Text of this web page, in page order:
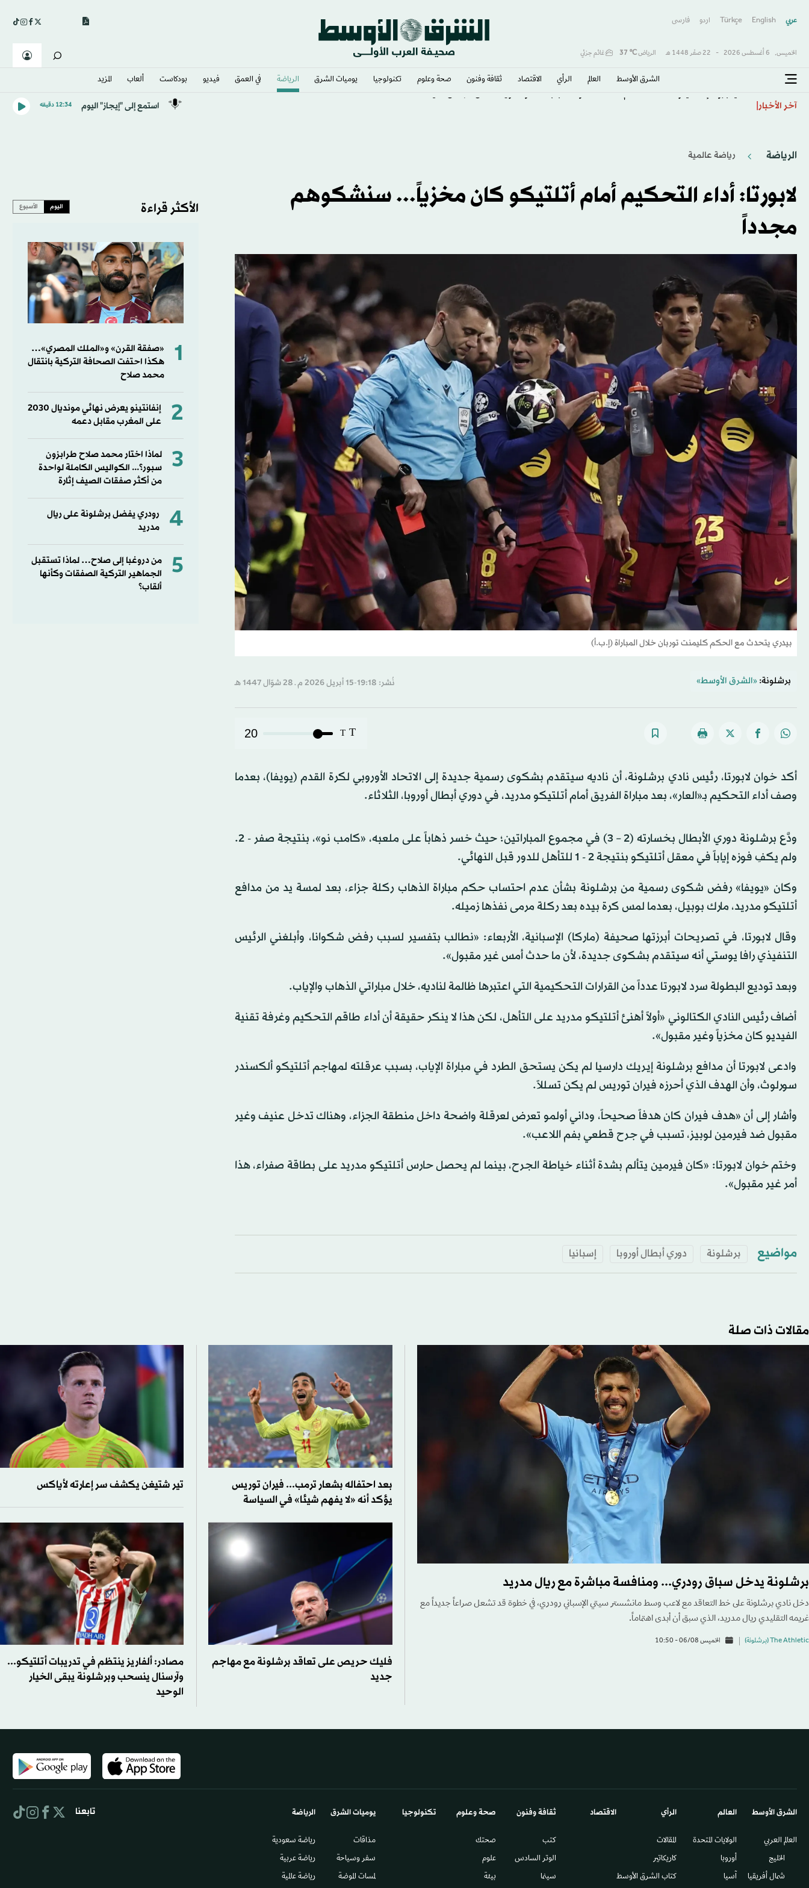
عربي English
Türkçe اردو فارسى
الخميس, 6 أغسطس 2026 - 22 صفَر 1448 هـ الرياض℃
37 غائم جزئي
الشرق الأوسط​ العالم الرأي الاقتصاد ثقافة وفنون صحة وعلوم تكنولوجيا يوميات الشرق​ الرياضة في العمق فيديو بودكاست ألعاب المزيد
آخر الأخبار استمع إلى "إيجاز" اليوم 12:34 دقيقه
الرياضة رياضة عالمية
لابورتا: أداء التحكيم أمام أتلتيكو كان مخزياً... سنشكوهم
مجدداً
بيدري يتحدث مع الحكم كليمنت توربان خلال المباراة (إ.ب.أ)
برشلونة: «الشرق الأوسط» نُشر: 19:18-15 أبريل 2026 م ـ 28 شوّال 1447 هـ
T
T
20
أكد خوان لابورتا، رئيس نادي برشلونة، أن ناديه سيتقدم بشكوى رسمية جديدة إلى الاتحاد الأوروبي لكرة القدم (يويفا)، بعدما
وصف أداء التحكيم بـ«العار»، بعد مباراة الفريق أمام أتلتيكو مدريد، في دوري أبطال أوروبا، الثلاثاء.
ودَّع برشلونة دوري الأبطال بخسارته (2 – 3) في مجموع المباراتين؛ حيث خسر ذهاباً على ملعبه، «كامب نو»، بنتيجة صفر - 2.
ولم يكفِ فوزه إياباً في معقل أتلتيكو بنتيجة 2 - 1 للتأهل للدور قبل النهائي.
وكان «يويفا» رفض شكوى رسمية من برشلونة بشأن عدم احتساب حكم مباراة الذهاب ركلة جزاء، بعد لمسة يد من مدافع
أتلتيكو مدريد، مارك بوبيل، بعدما لمس كرة بيده بعد ركلة مرمى نفذها زميله.
وقال لابورتا، في تصريحات أبرزتها صحيفة (ماركا) الإسبانية، الأربعاء: «نطالب بتفسير لسبب رفض شكوانا، وأبلغني الرئيس
التنفيذي رافا يوستي أنه سيتقدم بشكوى جديدة، لأن ما حدث أمس غير مقبول».
وبعد توديع البطولة سرد لابورتا عدداً من القرارات التحكيمية التي اعتبرها ظالمة لناديه، خلال مباراتي الذهاب والإياب.
أضاف رئيس النادي الكتالوني «أولاً أهنئ أتلتيكو مدريد على التأهل، لكن هذا لا ينكر حقيقة أن أداء طاقم التحكيم وغرفة تقنية
الفيديو كان مخزياً وغير مقبول».
وادعى لابورتا أن مدافع برشلونة إيريك دارسيا لم يكن يستحق الطرد في مباراة الإياب، بسبب عرقلته لمهاجم أتلتيكو ألكسندر
سورلوث، وأن الهدف الذي أحرزه فيران توريس لم يكن تسللاً.
وأشار إلى أن «هدف فيران كان هدفاً صحيحاً، وداني أولمو تعرض لعرقلة واضحة داخل منطقة الجزاء، وهناك تدخل عنيف وغير
مقبول ضد فيرمين لوبيز، تسبب في جرح قطعي بفم اللاعب».
وختم خوان لابورتا: «كان فيرمين يتألم بشدة أثناء خياطة الجرح، بينما لم يحصل حارس أتلتيكو مدريد على بطاقة صفراء، هذا
أمر غير مقبول».
مواضيع برشلونة دوري أبطال أوروبا إسبانيا
الأكثر قراءة اليوم الأسبوع
1
«صفقة القرن» و«الملك المصري»…
هكذا احتفت الصحافة التركية بانتقال
محمد صلاح
2
إنفانتينو يعرض نهائي مونديال 2030
على المغرب مقابل دعمه
3
لماذا اختار محمد صلاح طرابزون
سبور؟... الكواليس الكاملة لواحدة
من أكثر صفقات الصيف إثارة
4
رودري يفضل برشلونة على ريال
مدريد
5
من دروغبا إلى صلاح… لماذا تستقبل
الجماهير التركية الصفقات وكأنها
ألقاب؟
مقالات ذات صلة
برشلونة يدخل سباق رودري... ومنافسة مباشرة مع ريال مدريد
دخل نادي برشلونة على خط التعاقد مع لاعب وسط مانشستر سيتي الإسباني رودري، في خطوة قد تشعل صراعاً جديداً مع
غريمه التقليدي ريال مدريد، الذي سبق أن أبدى اهتماماً.
The Athletic (برشلونة) الخميس 06/08 - 10:50
بعد احتفاله بشعار ترمب... فيران توريس
يؤكد أنه «لا يفهم شيئا» في السياسة
تير شتيغن يكشف سر إعارته لأياكس
فليك حريص على تعاقد برشلونة مع مهاجم
جديد
مصادر: ألفاريز ينتظم في تدريبات أتلتيكو...
وآرسنال ينسحب وبرشلونة يبقى الخيار
الوحيد
الشرق الأوسط​
العالم العربي
الخليج
شمال أفريقيا
العالم
الولايات المتحدة
أوروبا
آسيا
الرأي
المقالات
كاريكاتير
كتاب الشرق الأوسط
الاقتصاد ثقافة وفنون
كتب
الوتر السادس​
سينما
صحة وعلوم
صحتك
علوم
بيئة
تكنولوجيا يوميات الشرق​
مذاقات
سفر وسياحة
لمسات الموضة
الرياضة
رياضة سعودية
رياضة عربية
رياضة عالمية
تابعنا